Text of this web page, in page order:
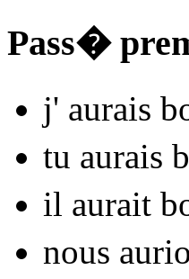
Pass�
j' aurais
tu aurais
il aurait
nous